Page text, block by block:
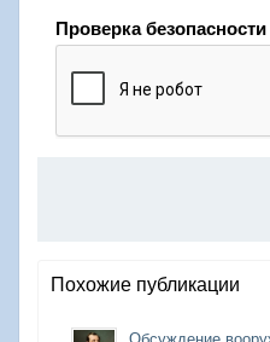
Проверка безопасности
Похожие публикации